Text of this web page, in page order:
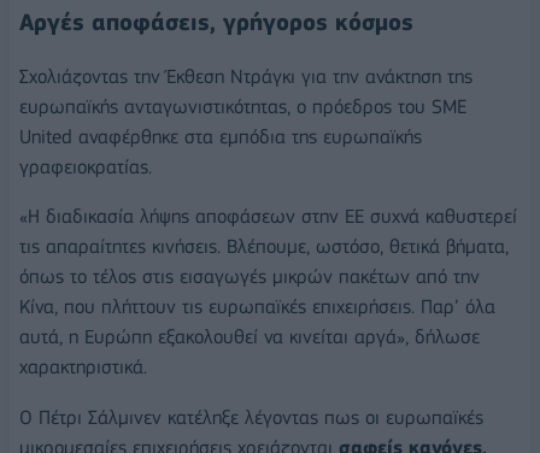
Αργές αποφάσεις, γρήγορος κόσμος
Σχολιάζοντας την Έκθεση Ντράγκι για την ανάκτηση της
ευρωπαϊκής ανταγωνιστικότητας, ο πρόεδρος του SME
United αναφέρθηκε στα εμπόδια της ευρωπαϊκής
γραφειοκρατίας.
«Η διαδικασία λήψης αποφάσεων στην ΕΕ συχνά καθυστερεί
τις απαραίτητες κινήσεις. Βλέπουμε, ωστόσο, θετικά βήματα,
όπως το τέλος στις εισαγωγές μικρών πακέτων από την
Κίνα, που πλήττουν τις ευρωπαϊκές επιχειρήσεις. Παρ’ όλα
αυτά, η Ευρώπη εξακολουθεί να κινείται αργά», δήλωσε
χαρακτηριστικά.
Ο Πέτρι Σάλμινεν κατέληξε λέγοντας πως οι ευρωπαϊκές
μικρομεσαίες επιχειρήσεις χρειάζονται σαφείς κανόνες,